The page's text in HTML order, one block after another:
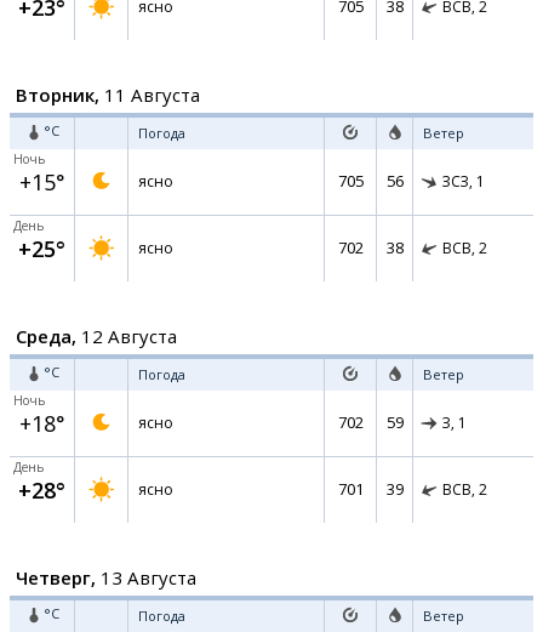
+23° ясно 705 38 ВСВ, 2
Вторник, 11 Августа
°C Погода Ветер
Ночь
+15° ясно 705 56 ЗСЗ, 1
День
+25° ясно 702 38 ВСВ, 2
Среда, 12 Августа
°C Погода Ветер
Ночь
+18° ясно 702 59 З, 1
День
+28° ясно 701 39 ВСВ, 2
Четверг, 13 Августа
°C Погода Ветер